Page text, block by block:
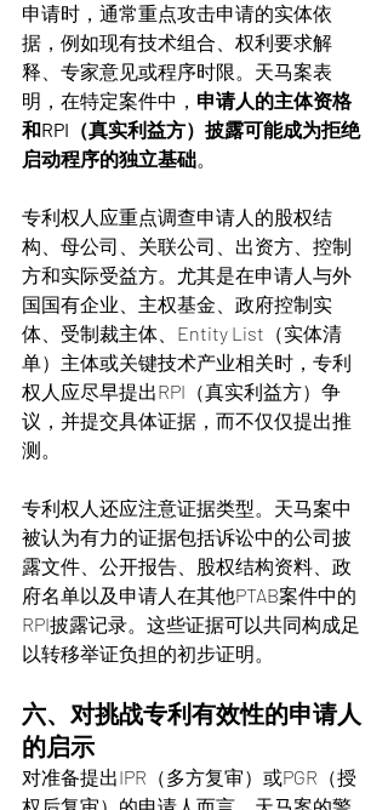
申请时，通常重点攻击申请的实体依
据，例如现有技术组合、权利要求解
释、专家意见或程序时限。天马案表
明，在特定案件中， 申请人的主体资格
和RPI（真实利益方）披露可能成为拒绝
启动程序的独立基础。
专利权人应重点调查申请人的股权结
构、母公司、关联公司、出资方、控制
方和实际受益方。尤其是在申请人与外
国国有企业、主权基金、政府控制实
体、受制裁主体、Entity List（实体清
单）主体或关键技术产业相关时，专利
权人应尽早提出RPI（真实利益方）争
议，并提交具体证据，而不仅仅提出推
测。
专利权人还应注意证据类型。天马案中
被认为有力的证据包括诉讼中的公司披
露文件、公开报告、股权结构资料、政
府名单以及申请人在其他PTAB案件中的
RPI披露记录。这些证据可以共同构成足
以转移举证负担的初步证明。
六、对挑战专利有效性的申请人
的启示
对准备提出IPR（多方复审）或PGR（授